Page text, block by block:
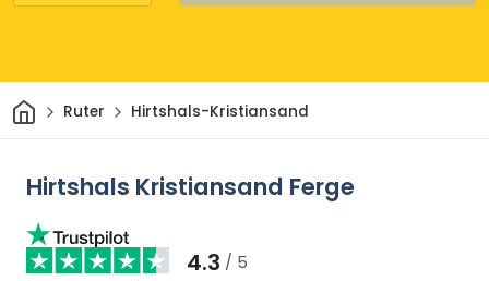
HjemRuter Hirtshals-Kristiansand
Hirtshals Kristiansand Ferge
4.3 / 5